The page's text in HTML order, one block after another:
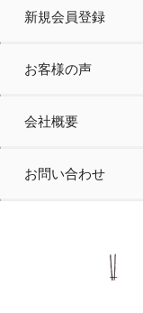
新規会員登録
お客様の声
会社概要
お問い合わせ